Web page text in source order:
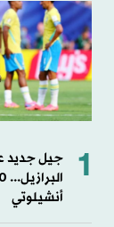
1
جيل جديد
أنشيلوتي